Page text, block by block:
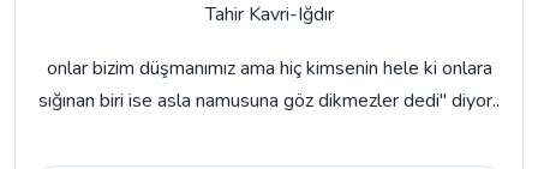
Tahir Kavri-Iğdır
onlar bizim düşmanımız ama hiç kimsenin hele ki onlara
sığınan biri ise asla namusuna göz dikmezler dedi" diyor..